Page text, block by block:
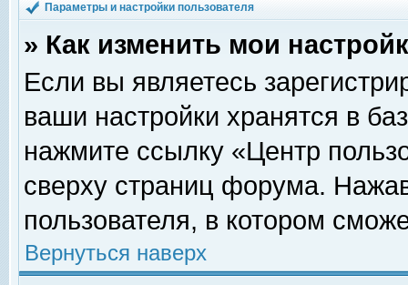
Параметры и настройки пользователя
» Как изменить мои
Если вы являетесь
ваши настройки хранятся в
нажмите ссылку «Центр
сверху страниц форума.
пользователя, в котором
Вернуться наверх